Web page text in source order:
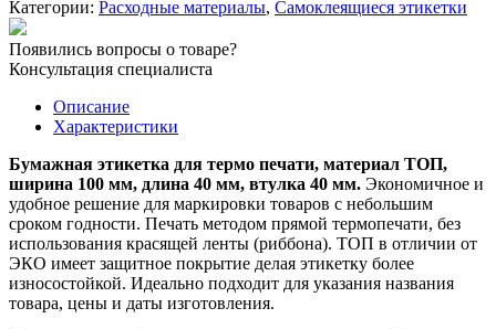
100х40
мм/1000
шт.
вт
Категории: Расходные материалы, Самоклеящиеся этикетки
Появились вопросы о товаре?
Консультация специалиста
Описание
Характеристики
Бумажная этикетка для термо печати, материал ТОП,
ширина 100 мм, длина 40 мм, втулка 40 мм. Экономичное и
удобное решение для маркировки товаров с небольшим
сроком годности. Печать методом прямой термопечати, без
использования красящей ленты (риббона). ТОП в отличии от
ЭКО имеет защитное покрытие делая этикетку более
износостойкой. Идеально подходит для указания названия
товара, цены и даты изготовления.